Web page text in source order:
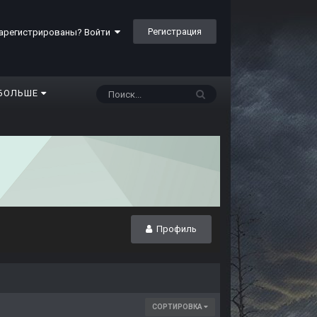
Войти Регистрация
Профиль
СОРТИРОВКА